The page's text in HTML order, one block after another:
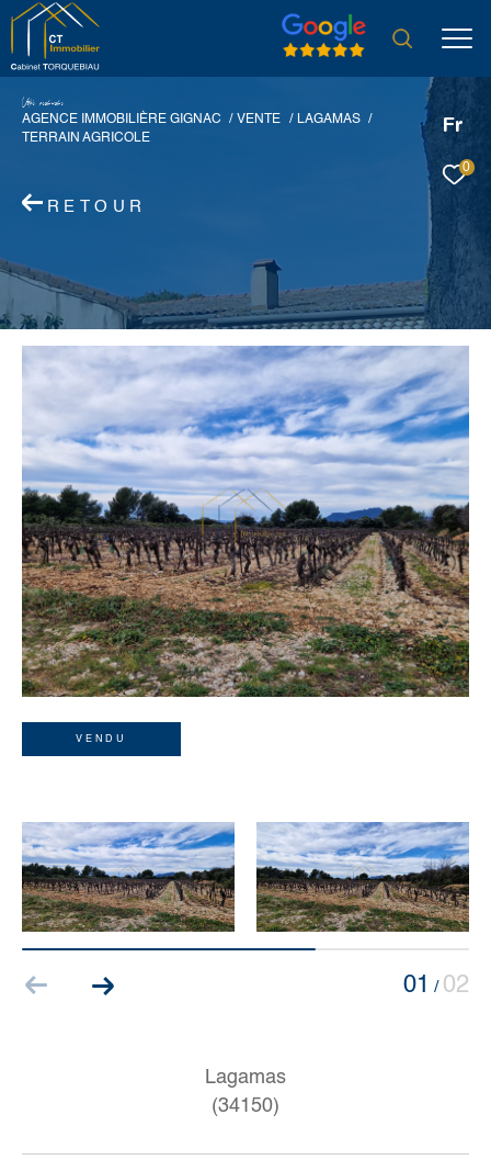
Fr
0
Vore recece
AGENCE IMMOBILIÈRE GIGNAC
VENTE
LAGAMAS
TERRAIN AGRICOLE
RETOUR
VENDU
01 / 02
Lagamas
(34150)